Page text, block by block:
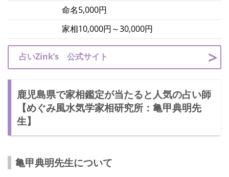
命名5,000円
家相10,000円～30,000円
占いZink’s 公式サイト
鹿児島県で家相鑑定が当たると人気の占い師
【めぐみ風水気学家相研究所：亀甲典明先
生】
亀甲典明先生について